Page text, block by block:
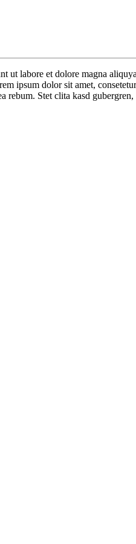
labore et dolore magna
ipsum dolor sit amet,
Stet clita kasd